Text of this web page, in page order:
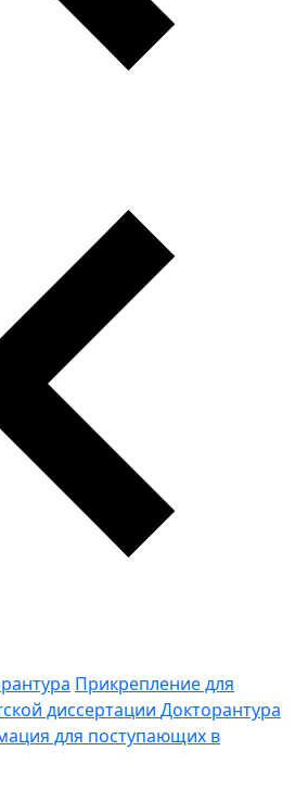
Прикрепление для
диссертации Докторантура
для поступающих в